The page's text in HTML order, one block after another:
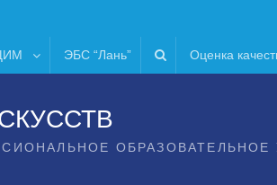
ЭБС “Лань” Оценка
ОБРАЗОВАТЕЛЬНОЕ